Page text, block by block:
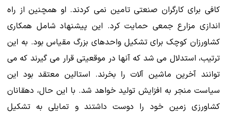
کافی برای کارگران صنعتی تامین نمی کردند. او همچنین از راه
اندازی مزارع جمعی حمایت کرد. این پیشنهاد شامل همکاری
کشاورزان کوچک برای تشکیل واحدهای بزرگ مقیاس بود. به این
ترتیب، استدلال می شد که آنها در موقعیتی قرار می گیرند که می
توانند آخرین ماشین آلات را بخرند. استالین معتقد بود این
سیاست منجر به افزایش تولید خواهد شد. با این حال، دهقانان
کشاورزی زمین خود را دوست داشتند و تمایلی به تشکیل